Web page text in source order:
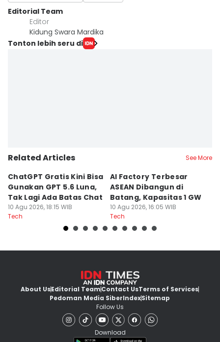
Editorial Team
Editor
Kidung Swara Mardika
Tonton lebih seru di
Related Articles See More
ChatGPT Gratis Kini Bisa
Gunakan GPT 5.6 Luna,
Tak Lagi Ada Batas Chat
10 Agu 2026, 18:15 WIB
Tech
AI Factory Terbesar
ASEAN Dibangun di
Batang, Kapasitas 1 GW
10 Agu 2026, 16:05 WIB
Tech
About UsEditorial TeamContact UsTerms of Services
Pedoman Media SiberIndexSitemap
Follow Us
Download